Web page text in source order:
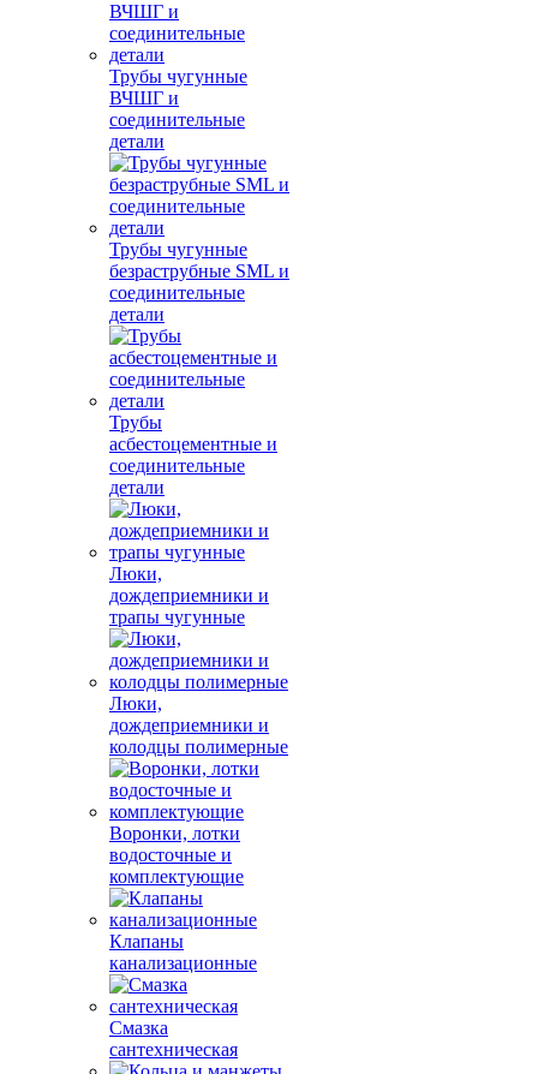
Трубы чугунные
ВЧШГ и
соединительные
детали
Трубы чугунные
безраструбные SML и
соединительные
детали
Трубы
асбестоцементные и
соединительные
детали
Люки,
дождеприемники и
трапы чугунные
Люки,
дождеприемники и
колодцы полимерные
Воронки, лотки
водосточные и
комплектующие
Клапаны
канализационные
Смазка
сантехническая